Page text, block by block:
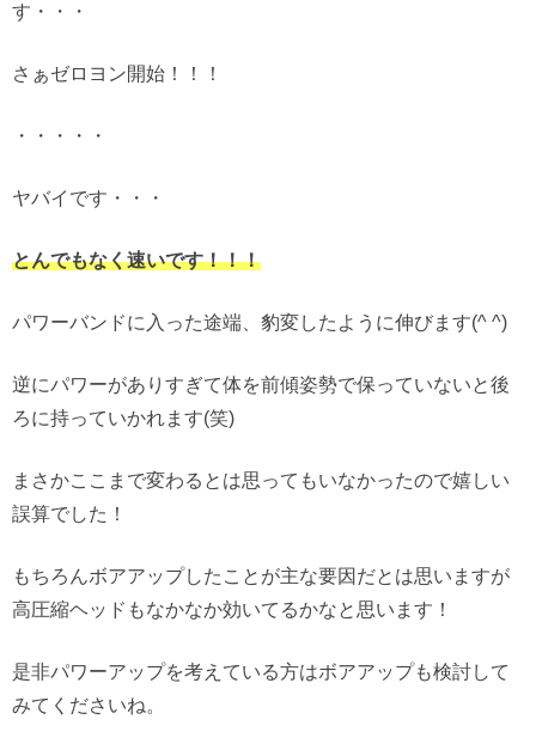
す・・・
さぁゼロヨン開始！！！
・・・・・
ヤバイです・・・
とんでもなく速いです！！！
パワーバンドに入った途端、豹変したように伸びます(^ ^)
逆にパワーがありすぎて体を前傾姿勢で保っていないと後
ろに持っていかれます(笑)
まさかここまで変わるとは思ってもいなかったので嬉しい
誤算でした！
もちろんボアアップしたことが主な要因だとは思いますが
高圧縮ヘッドもなかなか効いてるかなと思います！
是非パワーアップを考えている方はボアアップも検討して
みてくださいね。